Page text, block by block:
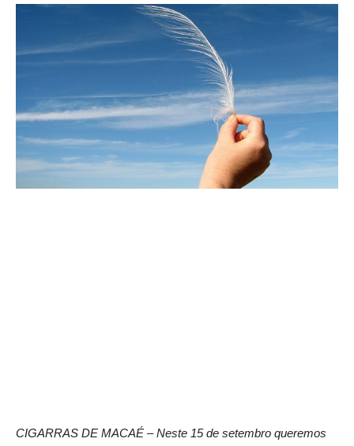
CIGARRAS DE MACAÉ – Neste 15 de setembro queremos